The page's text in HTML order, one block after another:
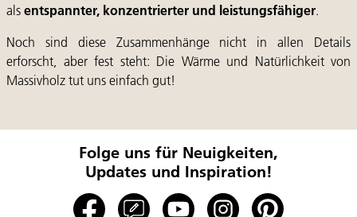
alsentspannter, konzentrierter und leistungsfähiger.
Noch sind diese Zusammenhänge nicht in allen Details
erforscht, aber fest steht: Die Wärme und Natürlichkeit von
Massivholz tut uns einfach gut!
Folge uns für Neuigkeiten,
Updates und Inspiration!